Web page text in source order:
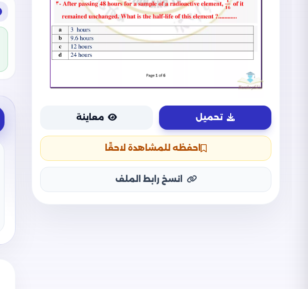
تحميل معاينة
احفظه للمشاهدة لاحقًا
انسخ رابط الملف